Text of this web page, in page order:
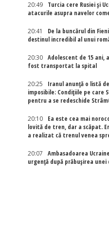
20:49
Turcia cere Rusiei și
atacurile asupra navelor
20:41
De la buncărul din
destinul incredibil al unui
20:30
Adolescent de 15 ani,
fost transportat la spital
20:25
Iranul anunță o listă
imposibile: Condițiile pe care
pentru a se redeschide
20:10
Ea este cea mai
lovită de tren, dar a scăpat.
a realizat că trenul venea
20:07
Ambasadoarea
urgență după prăbușirea unei